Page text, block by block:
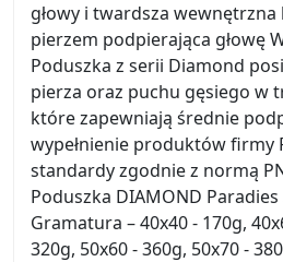
głowy i twardsza
pierzem podpierająca głowę
Poduszka z serii Diamond
pierza oraz puchu gęsiego w
które zapewniają średnie
wypełnienie produktów firmy
standardy zgodnie z normą
Poduszka DIAMOND
Gramatura – 40x40 - 170g,
320g, 50x60 - 360g, 50x70 -